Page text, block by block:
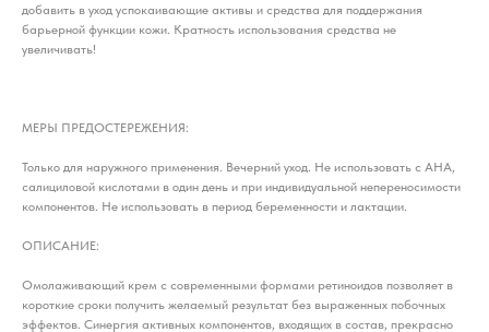
добавить в уход успокаивающие активы и средства для поддержания
барьерной функции кожи. Кратность использования средства не
увеличивать!
МЕРЫ ПРЕДОСТЕРЕЖЕНИЯ:
Только для наружного применения. Вечерний уход. Не использовать с АНА,
салициловой кислотами в один день и при индивидуальной непереносимости
компонентов. Не использовать в период беременности и лактации.
ОПИСАНИЕ:
Омолаживающий крем с современными формами ретиноидов позволяет в
короткие сроки получить желаемый результат без выраженных побочных
эффектов. Синергия активных компонентов, входящих в состав, прекрасно